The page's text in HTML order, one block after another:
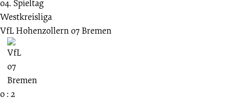
04. Spieltag
Westkreisliga
VfL Hohenzollern 07 Bremen
0 : 2